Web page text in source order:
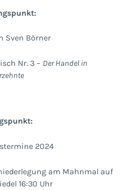
Sven Börner
Nr. 3 – Der Handel in
2024
am Mahnmal auf
16:30 Uhr